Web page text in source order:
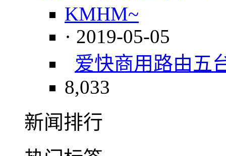
KMHM~
· 2019-05-05
爱快商用路由五
8,033
新闻排行